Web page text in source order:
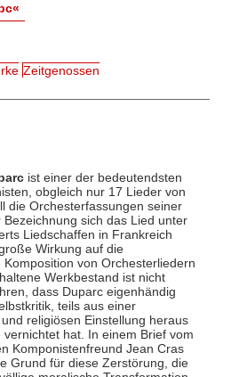
Zeitgenossen
ist einer der bedeutendsten
obgleich nur 17 Lieder von
die Orchesterfassungen seiner
Bezeichnung sich das Lied unter
Liedschaffen in Frankreich
Wirkung auf die
von Orchesterliedern
Werkbestand ist nicht
dass Duparc eigenhändig
teils aus einer
religiösen Einstellung heraus
hat. In einem Brief vom
Komponistenfreund Jean Cras
Grund für diese Zerstörung, die